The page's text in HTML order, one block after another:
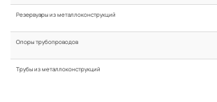
Резервуары из металлоконструкций
Опоры трубопроводов
Трубы из металлоконструкций